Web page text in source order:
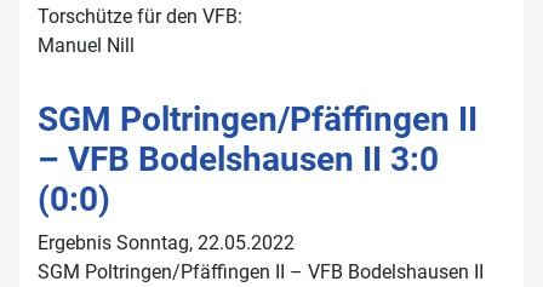
Torschütze für den VFB:
Manuel Nill
SGM Poltringen/Pfäffingen II
– VFB Bodelshausen II 3:0
(0:0)
Ergebnis Sonntag, 22.05.2022
SGM Poltringen/Pfäffingen II – VFB Bodelshausen II